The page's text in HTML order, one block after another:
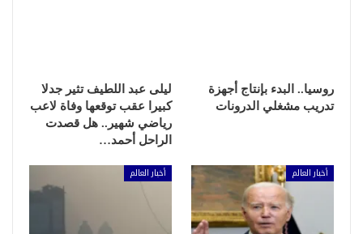
روسيا.. البدء بإنتاج أجهزة
تدريب مشغلي الدرونات
ليلى عبد اللطيف تثير جدلا
كبيرا عقب توقعها وفاة لاعب
رياضي شهير.. هل قصدت
الراحل أحمد…
أخبار العالم أخبار العالم